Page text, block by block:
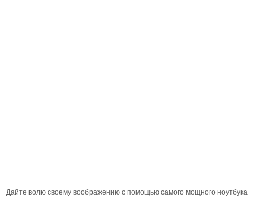
Дайте волю своему воображению с помощью самого мощного ноутбука